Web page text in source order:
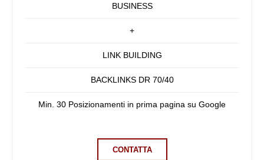
BUSINESS
+
LINK BUILDING
BACKLINKS DR 70/40
Min. 30 Posizionamenti in prima pagina su Google
CONTATTA